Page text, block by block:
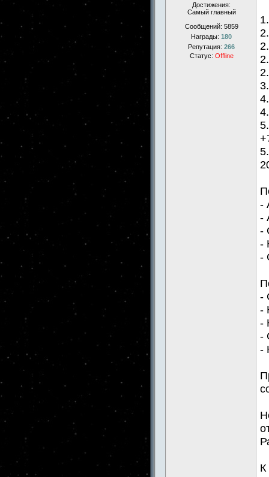
Достижения:
Самый главный
Сообщений: 5859
Награды: 180
Репутация: 266
Статус: Offline
-
-
-
-
-
-
-
-
-
-
К